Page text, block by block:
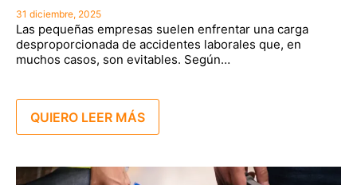
31 diciembre, 2025
Las pequeñas empresas suelen enfrentar una carga
desproporcionada de accidentes laborales que, en
muchos casos, son evitables. Según…
QUIERO LEER MÁS